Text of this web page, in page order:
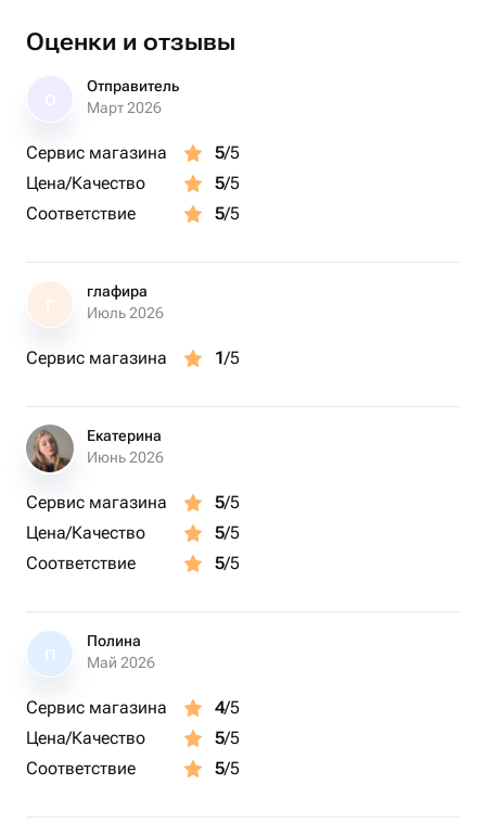
— Ароматерапия
Продолжительность: 1 час 30 минут
Оценки и отзывы
Отправитель
Март 2026
Сервис магазина 5/5
Цена/Качество
5/5
Соответствие
5/5
Г
глафира
Июль 2026
Сервис магазина 1/5
Екатерина
Июнь 2026
Сервис магазина 5/5
Цена/Качество
5/5
Соответствие
5/5
П
Полина
Май 2026
Сервис магазина 4/5
Цена/Качество
5/5
Соответствие
5/5